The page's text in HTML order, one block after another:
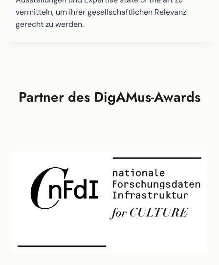
vermitteln, um ihrer gesellschaftlichen Relevanz
gerecht zu werden.
Partner des DigAMus-Awards